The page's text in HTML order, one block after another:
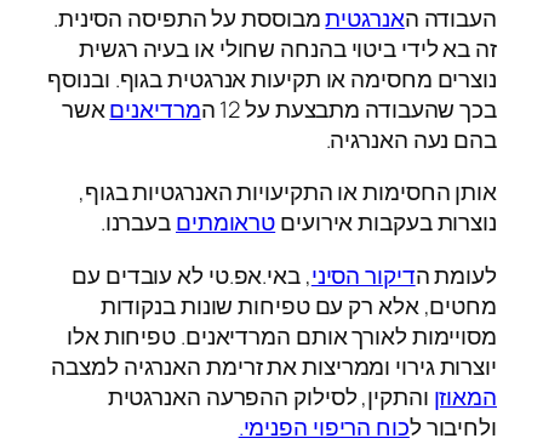
העבודה האנרגטיתמבוססת על התפיסה הסינית.
זה בא לידי ביטוי בהנחה שחולי או בעיה רגשית
נוצרים מחסימה או תקיעות אנרגטית בגוף. ובנוסף
בכך שהעבודה מתבצעת על 12 ה
מרדיאניםאשר
בהם נעה האנרגיה.
אותן החסימות או התקיעויות האנרגטיות בגוף,
נוצרות בעקבות אירועיםטראומתיםבעברנו.
לעומת הדיקור הסיני, באי.אפ.טי לא עובדים עם
מחטים, אלא רק עם טפיחות שונות בנקודות
מסויימות לאורך אותם המרדיאנים. טפיחות אלו
יוצרות גירוי וממריצות את זרימת האנרגיה למצבה
המאוזן והתקין, לסילוק ההפרעה האנרגטית
ולחיבור לכוח הריפוי הפנימי.